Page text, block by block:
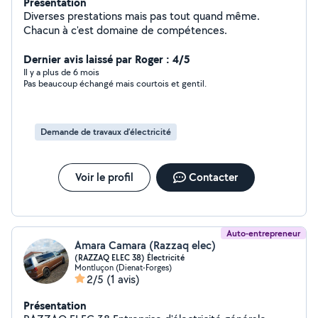
Diverses prestations mais pas tout quand même.
Chacun à c'est domaine de compétences.
Dernier avis laissé par Roger : 4/5
Il y a plus de 6 mois
Pas beaucoup échangé mais courtois et gentil.
Demande de travaux d’électricité
Voir le profil Contacter
Auto-entrepreneur
Amara Camara (Razzaq elec)
(RAZZAQ ELEC 38) Électricité
Montluçon (Dienat-Forges)
2/5 (1 avis)
Présentation